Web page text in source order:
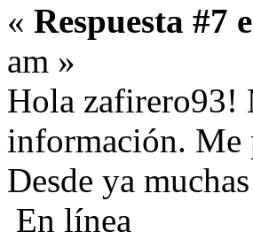
« Respuesta #7
am »
Hola zafirero93!
información. Me
Desde ya
En línea